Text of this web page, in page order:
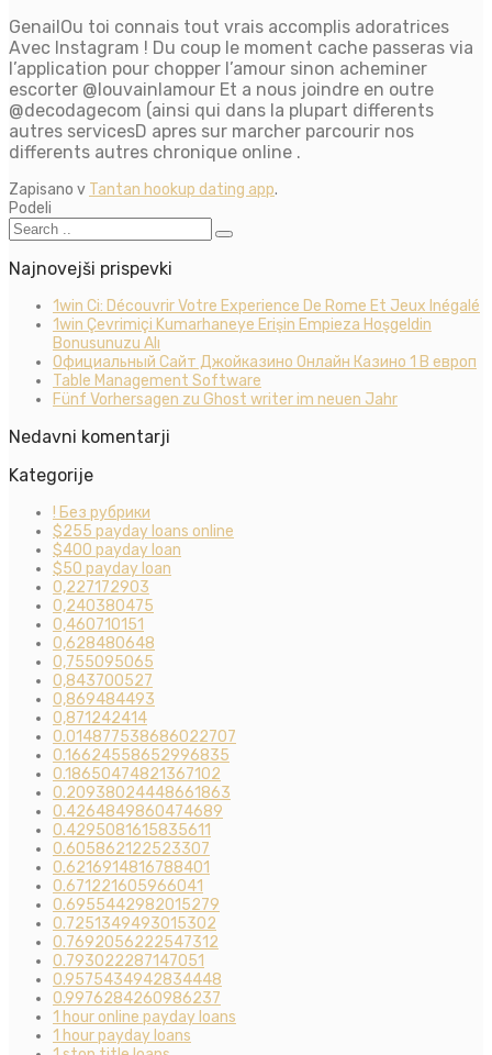
GenailOu toi connais tout vrais accomplis adoratrices
Avec Instagram ! Du coup le moment cache passeras via
l’application pour chopper l’amour sinon acheminer
escorter @louvainlamour Et a nous joindre en outre
@decodagecom (ainsi qui dans la plupart differents
autres servicesD apres sur marcher parcourir nos
differents autres chronique online .
Zapisano v Tantan hookup dating app.
Podeli
Najnovejši prispevki
1win Ci: Découvrir Votre Experience De Rome Et Jeux Inégalé
1win Çevrimiçi Kumarhaneye Erişin Empieza Hoşgeldin
Bonusunuzu Alı
Официальный Сайт Джойказино Онлайн Казино 1 В европ
Table Management Software
Fünf Vorhersagen zu Ghost writer im neuen Jahr
Nedavni komentarji
Kategorije
! Без рубрики
$255 payday loans online
$400 payday loan
$50 payday loan
0,227172903
0,240380475
0,460710151
0,628480648
0,755095065
0,843700527
0,869484493
0,871242414
0.014877538686022707
0.16624558652996835
0.18650474821367102
0.20938024448661863
0.4264849860474689
0.4295081615835611
0.605862122523307
0.6216914816788401
0.671221605966041
0.6955442982015279
0.7251349493015302
0.7692056222547312
0.793022287147051
0.9575434942834448
0.9976284260986237
1 hour online payday loans
1 hour payday loans